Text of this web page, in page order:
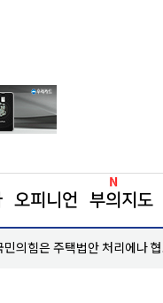
오피니언 부의지도
동산 지옥 만든 주범은 이재명